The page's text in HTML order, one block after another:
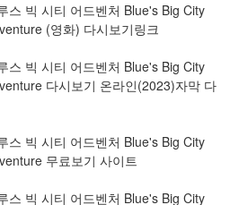
스 빅 시티 어드벤처 Blue's Big City
(영화) 다시보기링크
스 빅 시티 어드벤처 Blue's Big City
다시보기 온라인(2023)자막 다
스 빅 시티 어드벤처 Blue's Big City
무료보기 사이트
스 빅 시티 어드벤처 Blue's Big City